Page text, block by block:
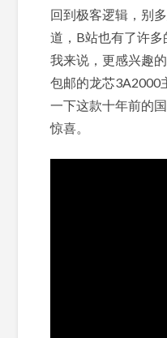
回到极客逻辑，别
道，B站也有了许
我来说，更感兴趣
包邮的龙芯3A2000
一下这款十年前的
惊喜。